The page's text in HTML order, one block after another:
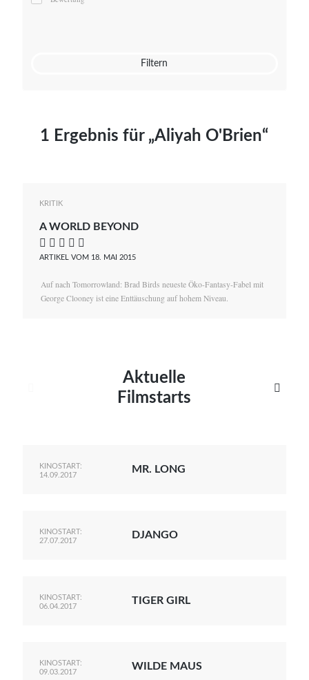
Mato von Vogelstein
Filtern
1 Ergebnis für „Aliyah O'Brien“
KRITIK
A WORLD BEYOND
    
ARTIKEL VOM 18. MAI 2015
Auf nach Tomorrowland: Brad Birds neueste Öko-Fantasy-Fabel mit
George Clooney ist eine Enttäuschung auf hohem Niveau.
Aktuelle
Filmstarts

KINOSTART:
14.09.2017
MR. LONG
KINOSTART:
27.07.2017
DJANGO
KINOSTART:
06.04.2017
TIGER GIRL
KINOSTART:
09.03.2017
WILDE MAUS